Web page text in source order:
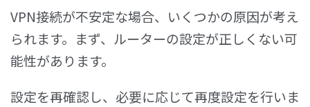
VPN接続が不安定な場合、いくつかの原因が考え
られます。まず、ルーターの設定が正しくない可
能性があります。
設定を再確認し、必要に応じて再度設定を行いま